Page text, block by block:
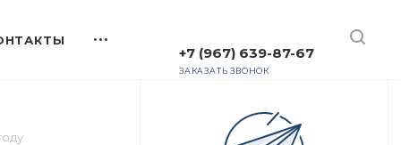
+7 (967) 639-87-67
ЗАКАЗАТЬ ЗВОНОК